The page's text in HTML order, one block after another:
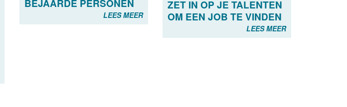
ZET IN OP JE TALENTEN
OM EEN JOB TE VINDEN
LEES MEER
BEJAARDE PERSONEN
LEES MEER